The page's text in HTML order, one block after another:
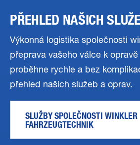
PŘEHLED NAŠICH
Výkonná logistika společnosti
přeprava vašeho válce k
proběhne rychle a bez
přehled našich služeb a oprav.
SLUŽBY SPOLEČNOSTI WINKLER
FAHRZEUGTECHNIK